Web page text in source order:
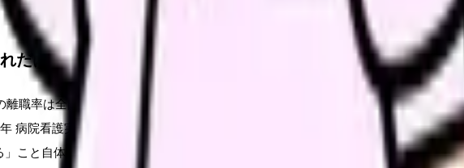
だけ違う
職率は全国平均で11.0%、前年度から0.3ポイント下がりました。入職して間も
病院看護実態調査」)。おおよそ9人に1人が職場を離れる計算ですが、この水準
こと自体は全国共通の前提で、本当に見るべきは、その割合が病院ごとにどれだ